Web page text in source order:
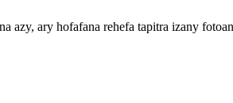
azy, ary hofafana rehefa tapitra izany